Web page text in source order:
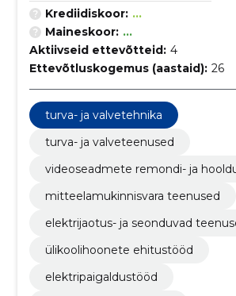
Krediidiskoor: ...
Maineskoor: ...
Aktiivseid ettevõtteid: 4
Ettevõtluskogemus (aastaid): 26
turva- ja valvetehnika
turva- ja valveteenused
videoseadmete remondi- ja
mitteelamukinnisvara teenused
elektrijaotus- ja seonduvad
ülikoolihoonete ehitustööd
elektripaigaldustööd